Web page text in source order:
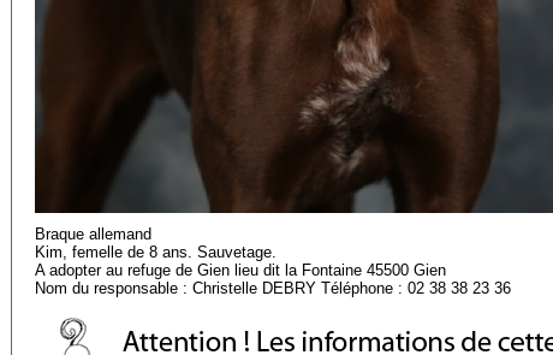
Braque allemand
Kim, femelle de 8 ans. Sauvetage.
A adopter au refuge de Gien lieu dit la Fontaine 45500 Gien
Nom du responsable : Christelle DEBRY Téléphone : 02 38 38 23 36